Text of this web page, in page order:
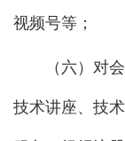
视频号等；
（六）对
技术讲座、技